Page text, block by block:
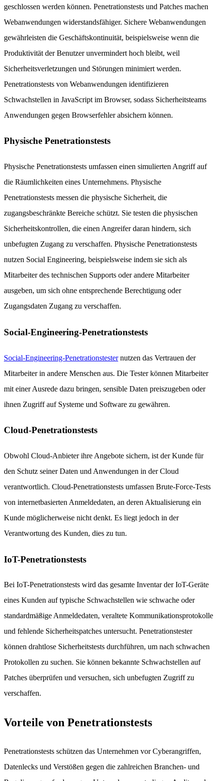
geschlossen werden können. Penetrationstests und Patches machen
Webanwendungen widerstandsfähiger. Sichere Webanwendungen
gewährleisten die Geschäftskontinuität, beispielsweise wenn die
Produktivität der Benutzer unvermindert hoch bleibt, weil
Sicherheitsverletzungen und Störungen minimiert werden.
Penetrationstests von Webanwendungen identifizieren
Schwachstellen in JavaScript im Browser, sodass Sicherheitsteams
Anwendungen gegen Browserfehler absichern können.
Physische Penetrationstests
Physische Penetrationstests umfassen einen simulierten Angriff auf
die Räumlichkeiten eines Unternehmens. Physische
Penetrationstests messen die physische Sicherheit, die
zugangsbeschränkte Bereiche schützt. Sie testen die physischen
Sicherheitskontrollen, die einen Angreifer daran hindern, sich
unbefugten Zugang zu verschaffen. Physische Penetrationstests
nutzen Social Engineering, beispielsweise indem sie sich als
Mitarbeiter des technischen Supports oder andere Mitarbeiter
ausgeben, um sich ohne entsprechende Berechtigung oder
Zugangsdaten Zugang zu verschaffen.
Social-Engineering-Penetrationstests
Social-Engineering-Penetrationstesternutzen das Vertrauen der
Mitarbeiter in andere Menschen aus. Die Tester können Mitarbeiter
mit einer Ausrede dazu bringen, sensible Daten preiszugeben oder
ihnen Zugriff auf Systeme und Software zu gewähren.
Cloud-Penetrationstests
Obwohl Cloud-Anbieter ihre Angebote sichern, ist der Kunde für
den Schutz seiner Daten und Anwendungen in der Cloud
verantwortlich. Cloud-Penetrationstests umfassen Brute-Force-Tests
von internetbasierten Anmeldedaten, an deren Aktualisierung ein
Kunde möglicherweise nicht denkt. Es liegt jedoch in der
Verantwortung des Kunden, dies zu tun.
IoT-Penetrationstests
Bei IoT-Penetrationstests wird das gesamte Inventar der IoT-Geräte
eines Kunden auf typische Schwachstellen wie schwache oder
standardmäßige Anmeldedaten, veraltete Kommunikationsprotokolle
und fehlende Sicherheitspatches untersucht. Penetrationstester
können drahtlose Sicherheitstests durchführen, um nach schwachen
Protokollen zu suchen. Sie können bekannte Schwachstellen auf
Patches überprüfen und versuchen, sich unbefugten Zugriff zu
verschaffen.
Vorteile von Penetrationstests
Penetrationstests schützen das Unternehmen vor Cyberangriffen,
Datenlecks und Verstößen gegen die zahlreichen Branchen- und